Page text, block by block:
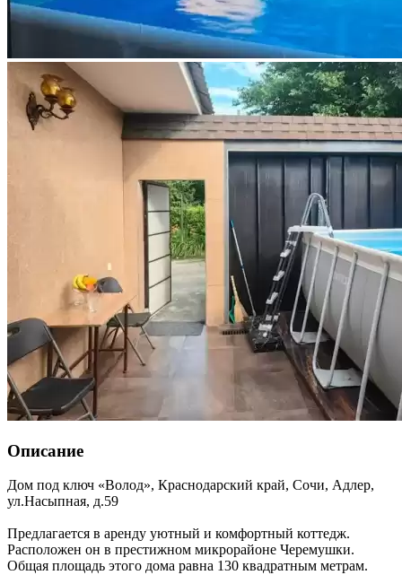
Описание
Дом под ключ «Волод», Краснодарский край, Сочи, Адлер,
ул.Насыпная, д.59
Предлагается в аренду уютный и комфортный коттедж.
Расположен он в престижном микрорайоне Черемушки.
Общая площадь этого дома равна 130 квадратным метрам.